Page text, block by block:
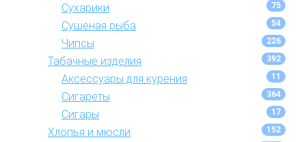
Сухарики 75
Сушеная рыба 54
Чипсы 226
Табачные изделия 392
Аксессуары для курения 11
Сигареты 364
Сигары 17
Хлопья и мюсли 152